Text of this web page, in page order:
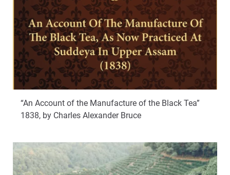
“An Account of the Manufacture of the Black Tea”
1838, by Charles Alexander Bruce